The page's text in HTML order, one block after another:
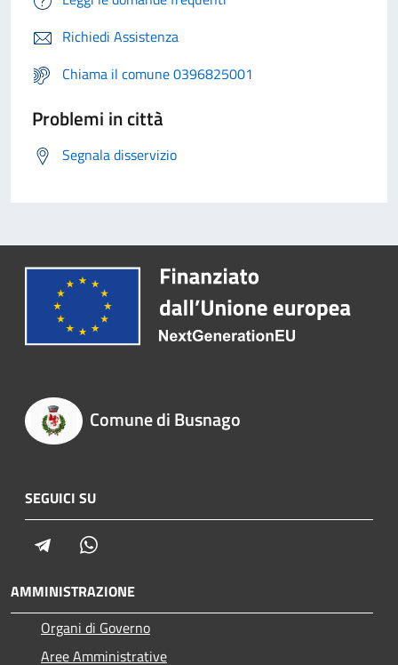
Richiedi Assistenza
Chiama il comune 0396825001
Problemi in città
Segnala disservizio
Comune di Busnago
SEGUICI SU
Telegram
AMMINISTRAZIONE
Organi di Governo
Aree Amministrative